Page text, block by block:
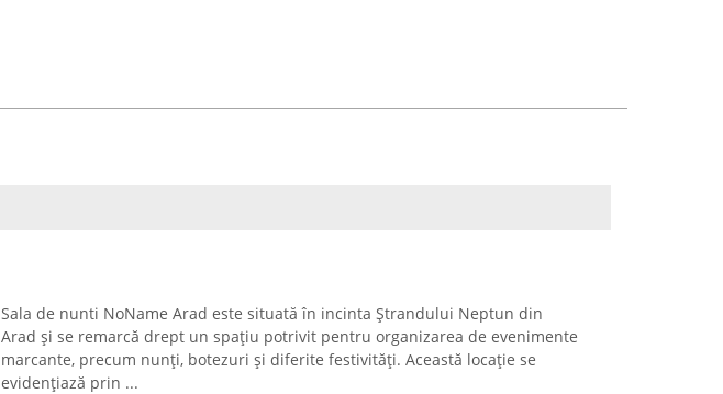
Sala de nunti NoName Arad este situată în incinta Ștrandului Neptun din
Arad și se remarcă drept un spațiu potrivit pentru organizarea de evenimente
marcante, precum nunți, botezuri și diferite festivități. Această locație se
evidențiază prin ...